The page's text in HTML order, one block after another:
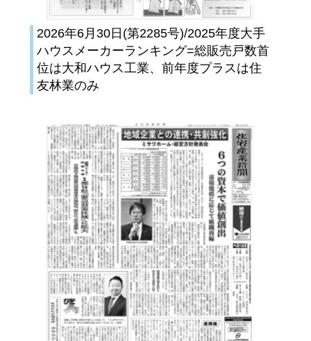
2026年6月30日(第2285号)/2025年度大手
ハウスメーカーランキング=総販売戸数首
位は大和ハウス工業、前年度プラスは住
友林業のみ